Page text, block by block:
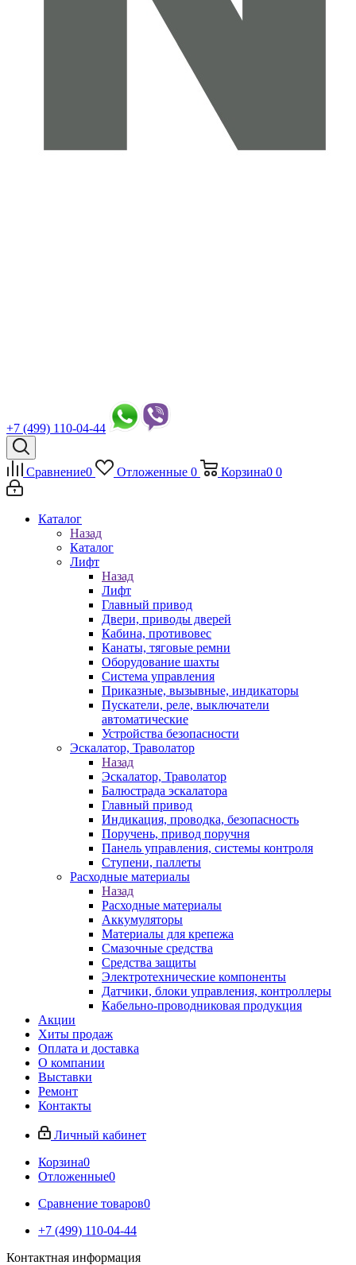
+7 (499) 110-04-44
Сравнение0 Отложенные 0 Корзина0 0
Каталог
Назад
Каталог
Лифт
Назад
Лифт
Главный привод
Двери, приводы дверей
Кабина, противовес
Канаты, тяговые ремни
Оборудование шахты
Система управления
Приказные, вызывные, индикаторы
Пускатели, реле, выключатели
автоматические
Устройства безопасности
Эскалатор, Траволатор
Назад
Эскалатор, Траволатор
Балюстрада эскалатора
Главный привод
Индикация, проводка, безопасность
Поручень, привод поручня
Панель управления, системы контроля
Ступени, паллеты
Расходные материалы
Назад
Расходные материалы
Аккумуляторы
Материалы для крепежа
Смазочные средства
Средства защиты
Электротехнические компоненты
Датчики, блоки управления, контроллеры
Кабельно-проводниковая продукция
Акции
Хиты продаж
Оплата и доставка
О компании
Выставки
Ремонт
Контакты
Личный кабинет
Корзина0
Отложенные0
Сравнение товаров0
+7 (499) 110-04-44
Контактная информация